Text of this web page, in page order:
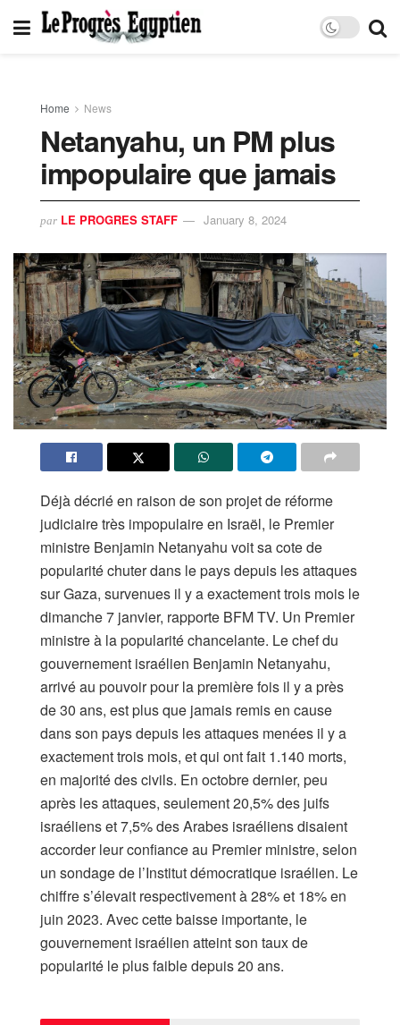
Home News
Netanyahu, un PM plus
impopulaire que jamais
par LE PROGRES STAFF January 8, 2024
Déjà décrié en raison de son projet de réforme
judiciaire très impopulaire en Israël, le Premier
ministre Benjamin Netanyahu voit sa cote de
popularité chuter dans le pays depuis les attaques
sur Gaza, survenues il y a exactement trois mois le
dimanche 7 janvier, rapporte BFM TV. Un Premier
ministre à la popularité chancelante. Le chef du
gouvernement israélien Benjamin Netanyahu,
arrivé au pouvoir pour la première fois il y a près
de 30 ans, est plus que jamais remis en cause
dans son pays depuis les attaques menées il y a
exactement trois mois, et qui ont fait 1.140 morts,
en majorité des civils. En octobre dernier, peu
après les attaques, seulement 20,5% des juifs
israéliens et 7,5% des Arabes israéliens disaient
accorder leur confiance au Premier ministre, selon
un sondage de l’Institut démocratique israélien. Le
chiffre s’élevait respectivement à 28% et 18% en
juin 2023. Avec cette baisse importante, le
gouvernement israélien atteint son taux de
popularité le plus faible depuis 20 ans.